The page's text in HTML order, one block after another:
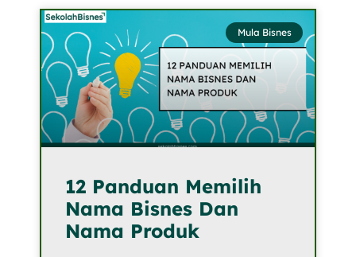
Mula Bisnes
12 Panduan Memilih
Nama Bisnes Dan
Nama Produk